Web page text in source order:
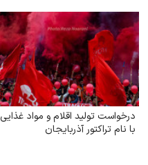
درخواست تولید اقلام و مواد غذایی
با نام تراکتور آذربایجان